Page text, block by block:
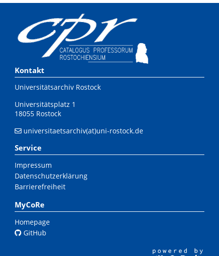
Kontakt
Universitätsarchiv Rostock
Universitätsplatz 1
18055 Rostock
universitaetsarchiv(at)uni-rostock.de
Service
Impressum
Datenschutzerklärung
Barrierefreiheit
MyCoRe
Homepage
GitHub